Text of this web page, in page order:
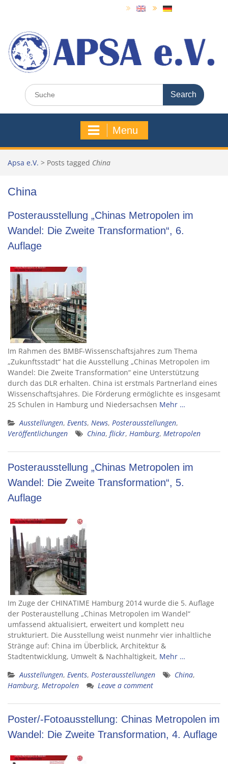
Search
for:
Menu
Apsa e.V. > Posts tagged China
China
Posterausstellung „Chinas Metropolen im
Wandel: Die Zweite Transformation“, 6.
Auflage
Im Rahmen des BMBF-Wissenschaftsjahres zum Thema
„Zukunftsstadt“ hat die Ausstellung „Chinas Metropolen im
Wandel: Die Zweite Transformation“ eine Unterstützung
durch das DLR erhalten. China ist erstmals Partnerland eines
Wissenschaftsjahres. Die Förderung ermöglichte es insgesamt
25 Schulen in Hamburg und Niedersachsen Mehr …
Ausstellungen, Events, News, Posterausstellungen,
Veröffentlichungen
China, flickr, Hamburg, Metropolen
Posterausstellung „Chinas Metropolen im
Wandel: Die Zweite Transformation“, 5.
Auflage
Im Zuge der CHINATIME Hamburg 2014 wurde die 5. Auflage
der Posteraustellung „Chinas Metropolen im Wandel“
umfassend aktualisiert, erweitert und komplett neu
strukturiert. Die Ausstellung weist nunmehr vier inhaltliche
Stränge auf: China im Überblick, Architektur &
Stadtentwicklung, Umwelt & Nachhaltigkeit, Mehr …
Ausstellungen, Events, Posterausstellungen China,
Hamburg, Metropolen Leave a comment
Poster/-Fotoausstellung: Chinas Metropolen im
Wandel: Die Zweite Transformation, 4. Auflage